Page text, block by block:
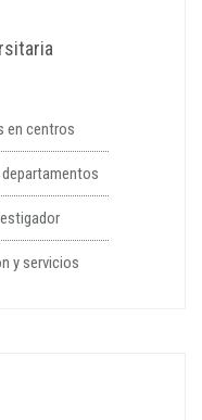
en centros
y servicios